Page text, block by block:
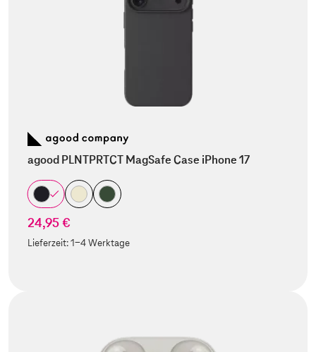
agood PLNTPRTCT MagSafe Case iPhone 17
24,95 €
Lieferzeit:1-4 Werktage